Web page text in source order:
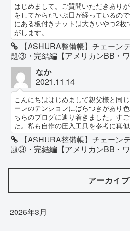
はじめまして。ご質問いただきあり
をしてからだいぶ日が経っているの
にある板付きナットは大きいやつ2
がします。
【ASHURA整備帳】チェーン
題③・完結編【アメリカンBB・ワ
なか
2021.11.14
こんにちははじめまして親父様と同
ーンのテンションにばらつきがあり
ちらのブログに辿り着きました。す
た。私も自作の圧入工具を参考に真
【ASHURA整備帳】チェーン
題③・完結編【アメリカンBB・ワ
アーカイブ
2025年3月